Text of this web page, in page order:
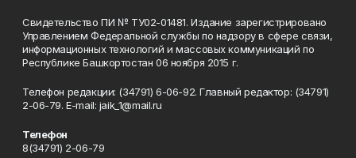
Свидетельство ПИ № ТУ02-01481. Издание зарегистрировано
Управлением Федеральной службы по надзору в сфере связи,
информационных технологий и массовых коммуникаций по
Республике Башкортостан 06 ноября 2015 г.
Телефон редакции: (34791) 6-06-92. Главный редактор: (34791)
2-06-79. Е-mаil: jaik_1@mail.ru
Телефон
8(34791) 2-06-79